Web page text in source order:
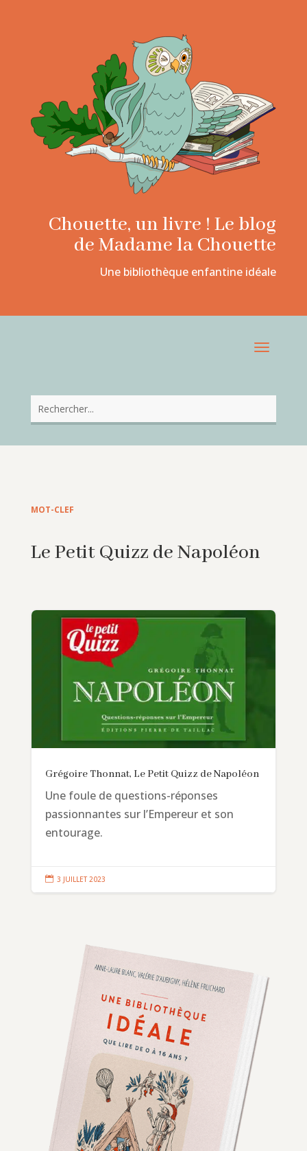
Chouette, un livre ! Le blog
de Madame la Chouette
Une bibliothèque enfantine idéale
MOT-CLEF
Le Petit Quizz de Napoléon
Grégoire Thonnat, Le Petit Quizz de Napoléon
Une foule de questions-réponses
passionnantes sur l’Empereur et son
entourage.
 3 JUILLET 2023